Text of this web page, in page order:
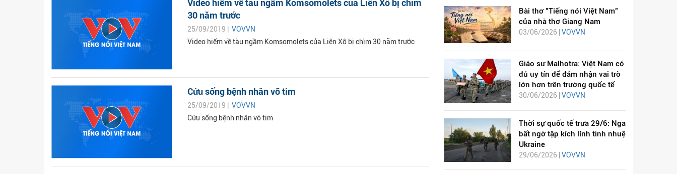
Video hiếm về tàu ngầm Komsomolets của Liên Xô bị chìm
30 năm trước
25/09/2019 | VOVVN
Video hiếm về tàu ngầm Komsomolets của Liên Xô bị chìm 30 năm trước
Cứu sống bệnh nhân vỡ tim
25/09/2019 | VOVVN
Cứu sống bệnh nhân vỡ tim
Bài thơ "Tiếng nói Việt Nam"
của nhà thơ Giang Nam
03/06/2026 | VOVVN
Giáo sư Malhotra: Việt Nam có
đủ uy tín để đảm nhận vai trò
lớn hơn trên trường quốc tế
30/06/2026 | VOVVN
Thời sự quốc tế trưa 29/6: Nga
bất ngờ tập kích lính tinh nhuệ
Ukraine
29/06/2026 | VOVVN